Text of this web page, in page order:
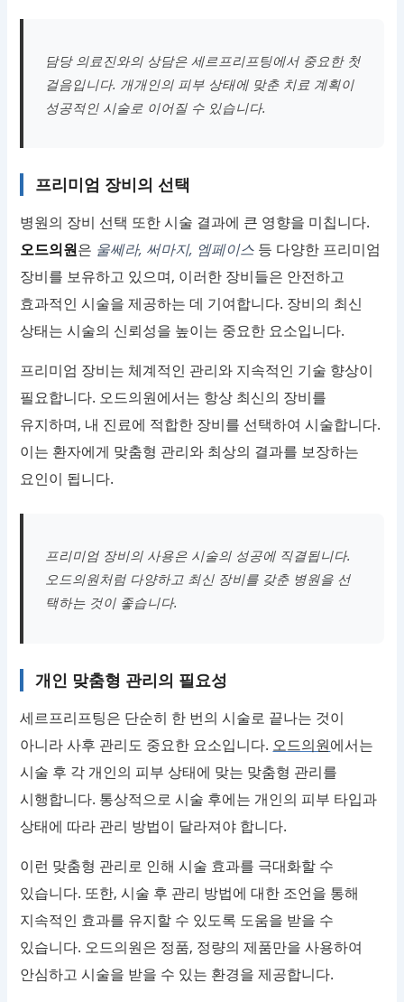
담당 의료진와의 상담은 세르프리프팅에서 중요한 첫
걸음입니다. 개개인의 피부 상태에 맞춘 치료 계획이
성공적인 시술로 이어질 수 있습니다.
프리미엄 장비의 선택
병원의 장비 선택 또한 시술 결과에 큰 영향을 미칩니다.
오드의원은 울쎄라, 써마지, 엠페이스 등 다양한 프리미엄
장비를 보유하고 있으며, 이러한 장비들은 안전하고
효과적인 시술을 제공하는 데 기여합니다. 장비의 최신
상태는 시술의 신뢰성을 높이는 중요한 요소입니다.
프리미엄 장비는 체계적인 관리와 지속적인 기술 향상이
필요합니다. 오드의원에서는 항상 최신의 장비를
유지하며, 내 진료에 적합한 장비를 선택하여 시술합니다.
이는 환자에게 맞춤형 관리와 최상의 결과를 보장하는
요인이 됩니다.
프리미엄 장비의 사용은 시술의 성공에 직결됩니다.
오드의원처럼 다양하고 최신 장비를 갖춘 병원을 선
택하는 것이 좋습니다.
개인 맞춤형 관리의 필요성
세르프리프팅은 단순히 한 번의 시술로 끝나는 것이
아니라 사후 관리도 중요한 요소입니다. 오드의원에서는
시술 후 각 개인의 피부 상태에 맞는 맞춤형 관리를
시행합니다. 통상적으로 시술 후에는 개인의 피부 타입과
상태에 따라 관리 방법이 달라져야 합니다.
이런 맞춤형 관리로 인해 시술 효과를 극대화할 수
있습니다. 또한, 시술 후 관리 방법에 대한 조언을 통해
지속적인 효과를 유지할 수 있도록 도움을 받을 수
있습니다. 오드의원은 정품, 정량의 제품만을 사용하여
안심하고 시술을 받을 수 있는 환경을 제공합니다.